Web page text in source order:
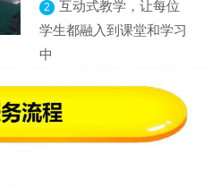
2
互动式教学，让每位
学生都融入到课堂和学习
中